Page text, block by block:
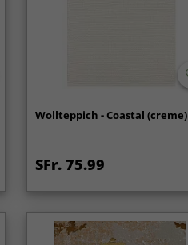
Wollteppich - Coastal (creme)
SFr. 75.99